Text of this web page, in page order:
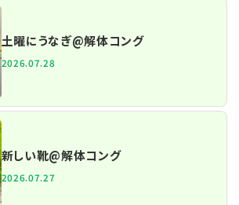
土曜にうなぎ@解体コング
2026.07.28
新しい靴@解体コング
2026.07.27